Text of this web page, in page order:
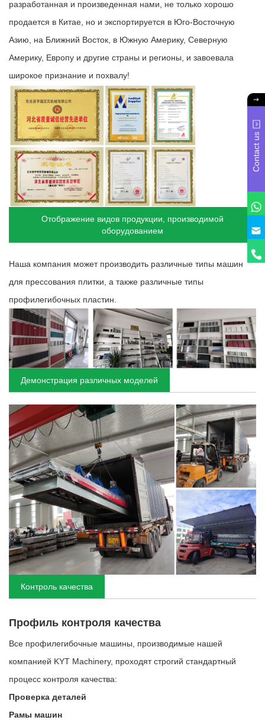
разработанная и произведенная нами, не только хорошо
продается в Китае, но и экспортируется в Юго-Восточную
Азию, на Ближний Восток, в Южную Америку, Северную
Америку, Европу и другие страны и регионы, и завоевала
широкое признание и похвалу!
Отображение видов продукции, производимой
оборудованием
Наша компания может производить различные типы машин
для прессования плитки, а также различные типы
профилегибочных пластин.
Демонстрация различных моделей
Контроль качества
Профиль контроля качества
Все профилегибочные машины, производимые нашей
компанией KYT Machinery, проходят строгий стандартный
процесс контроля качества:
Проверка деталей
Рамы машин
Contact us